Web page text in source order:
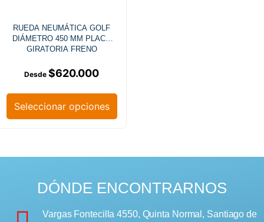
RUEDA NEUMÁTICA GOLF
DIÁMETRO 450 MM PLACA
GIRATORIA FRENO
$620.000
Seleccionar opciones
DÓNDE ENCONTRARNOS
Vargas Fontecilla 4550, Quinta Normal, Santiago de